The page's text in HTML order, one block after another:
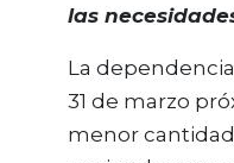
las
La
31 de marzo
menor